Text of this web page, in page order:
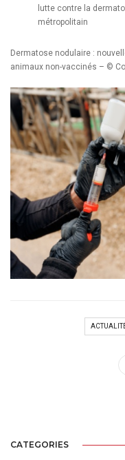
lutte contre la
métropolitain
Dermatose nodulaire :
animaux non-vaccinés – ©
CATEGORIES